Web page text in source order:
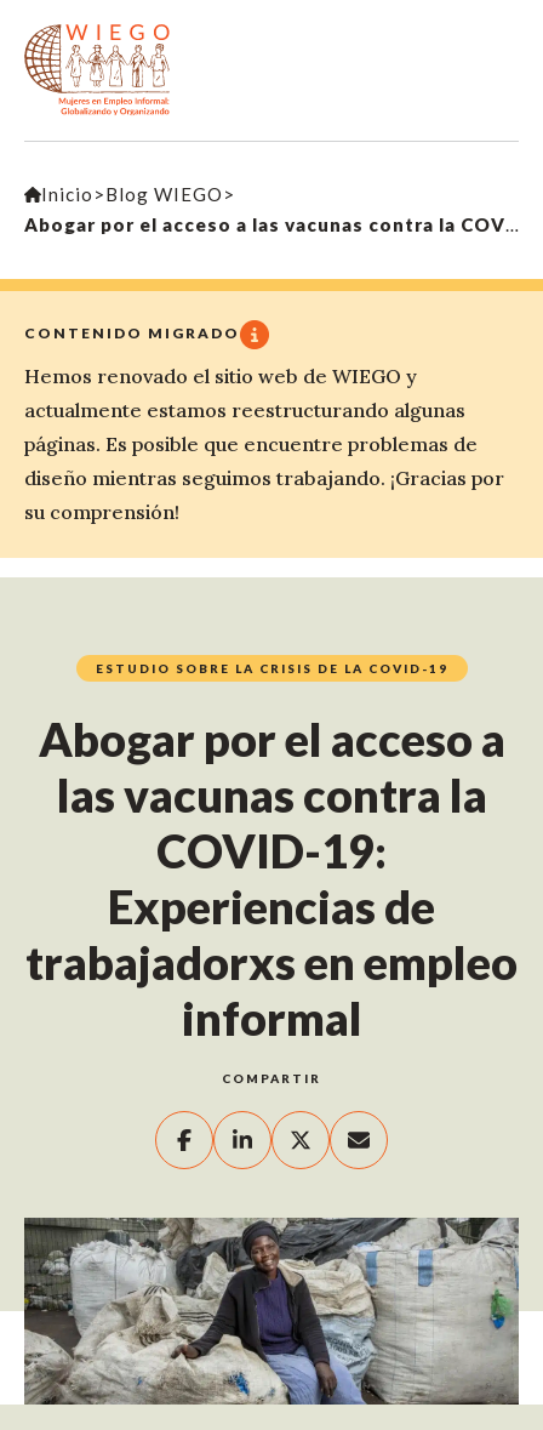
Inicio >Blog WIEGO >
Abogar por el acceso a las vacunas contra la COVID-19: Experiencias de trabajadorxs en empleo informal
CONTENIDO MIGRADO
Hemos renovado el sitio web de WIEGO y
actualmente estamos reestructurando algunas
páginas. Es posible que encuentre problemas de
diseño mientras seguimos trabajando. ¡Gracias por
su comprensión!
ESTUDIO SOBRE LA CRISIS DE LA COVID-19
Abogar por el acceso a
las vacunas contra la
COVID-19:
Experiencias de
trabajadorxs en empleo
informal
COMPARTIR